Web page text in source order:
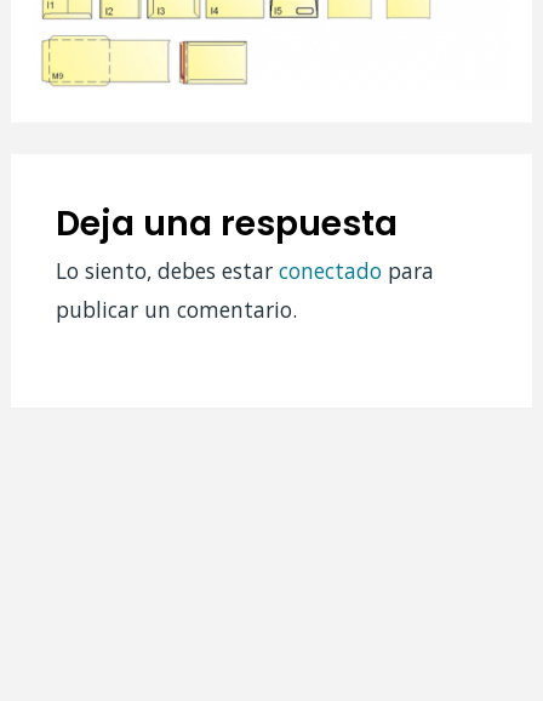
Deja una respuesta
Lo siento, debes estarconectado para
publicar un comentario.